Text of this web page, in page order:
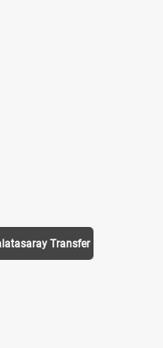
Transfer